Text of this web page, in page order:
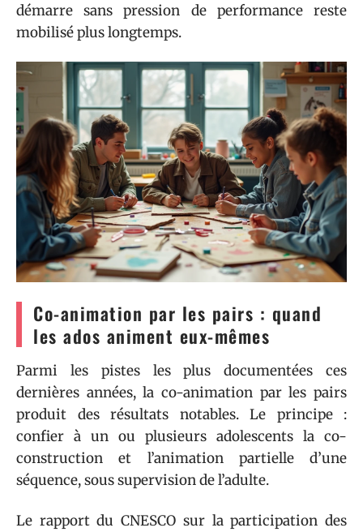
démarre sans pression de performance reste
mobilisé plus longtemps.
Co-animation par les pairs : quand
les ados animent eux-mêmes
Parmi les pistes les plus documentées ces
dernières années, la co-animation par les pairs
produit des résultats notables. Le principe :
confier à un ou plusieurs adolescents la co-
construction et l’animation partielle d’une
séquence, sous supervision de l’adulte.
Le rapport du CNESCO sur la participation des